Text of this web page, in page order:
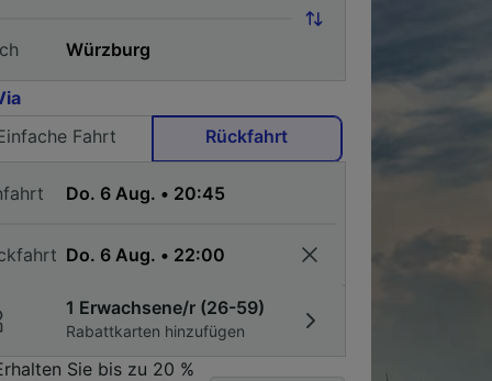
Fahrt
Rückfahrt
1 Erwachsene/r (26-59)
Rabattkarten hinzufügen
Sie bis zu 20 %